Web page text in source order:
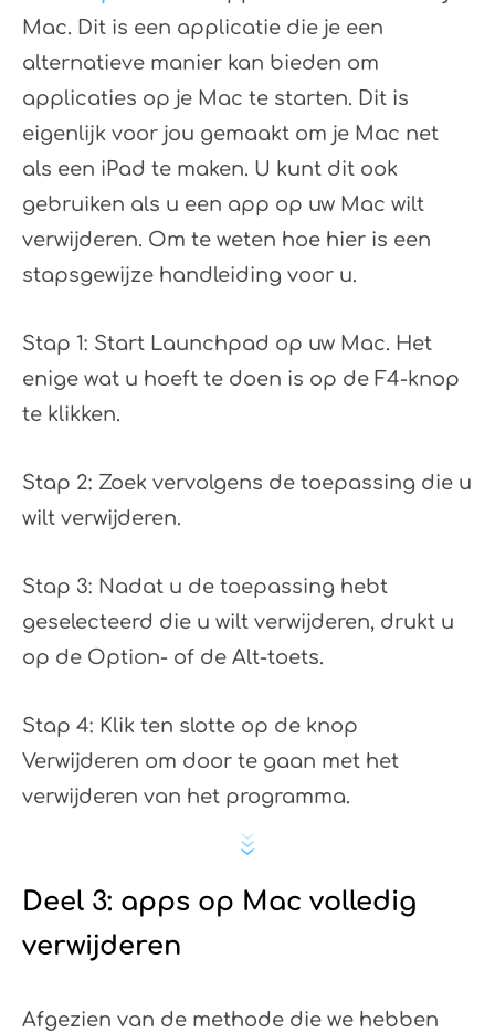
Mac. Dit is een applicatie die je een
alternatieve manier kan bieden om
applicaties op je Mac te starten. Dit is
eigenlijk voor jou gemaakt om je Mac net
als een iPad te maken. U kunt dit ook
gebruiken als u een app op uw Mac wilt
verwijderen. Om te weten hoe hier is een
stapsgewijze handleiding voor u.
Stap 1: Start Launchpad op uw Mac. Het
enige wat u hoeft te doen is op de F4-knop
te klikken.
Stap 2: Zoek vervolgens de toepassing die u
wilt verwijderen.
Stap 3: Nadat u de toepassing hebt
geselecteerd die u wilt verwijderen, drukt u
op de Option- of de Alt-toets.
Stap 4: Klik ten slotte op de knop
Verwijderen om door te gaan met het
verwijderen van het programma.
Deel 3: apps op Mac volledig
verwijderen
Afgezien van de methode die we hebben